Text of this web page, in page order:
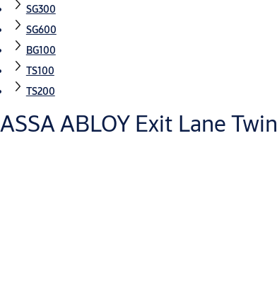
SG300
SG600
BG100
TS100
TS200
ASSA ABLOY Exit Lane Twin